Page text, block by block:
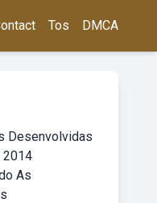
Tos DMCA
Desenvolvidas
2014
As